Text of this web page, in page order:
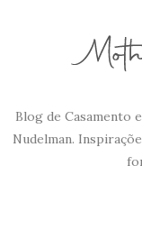
Blog de Casamento
Nudelman.